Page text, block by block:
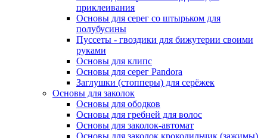
приклеивания
Основы для серег со штырьком для
полубусины
Пуссеты - гвоздики для бижутерии своими
руками
Основы для клипс
Основы для серег Pandora
Заглушки (стопперы) для серёжек
Основы для заколок
Основы для ободков
Основы для гребней для волос
Основы для заколок-автомат